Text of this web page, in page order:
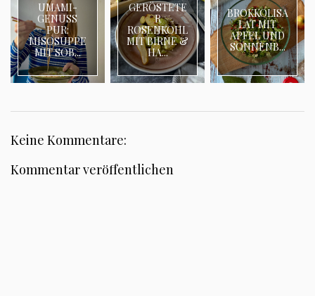
UMAMI-
GENUSS
PUR:
MISOSUPPE
MIT SOB...
GERÖSTETE
R
ROSENKOHL
MIT BIRNE &
HA...
BROKKOLISA
LAT MIT
APFEL UND
SONNENB...
Keine Kommentare:
Kommentar veröffentlichen